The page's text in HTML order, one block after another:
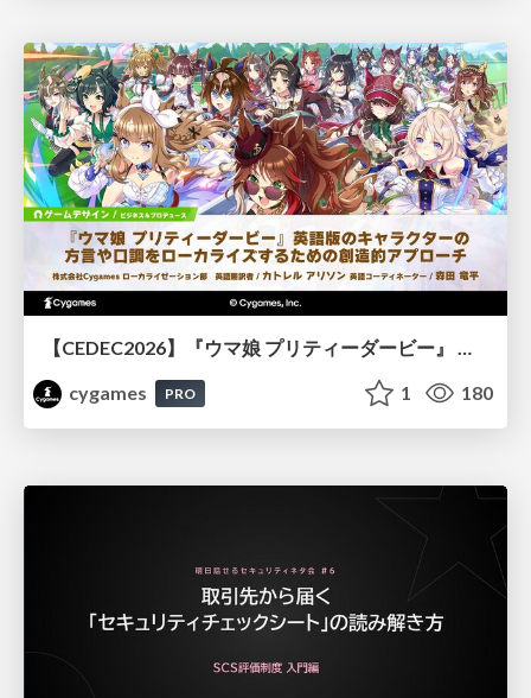
cygames
PRO 1 180